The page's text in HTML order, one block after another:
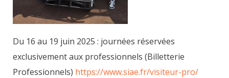
Du 16 au 19 juin 2025 : journées réservées
exclusivement aux professionnels (Billetterie
Professionnels) https://www.siae.fr/visiteur-pro/